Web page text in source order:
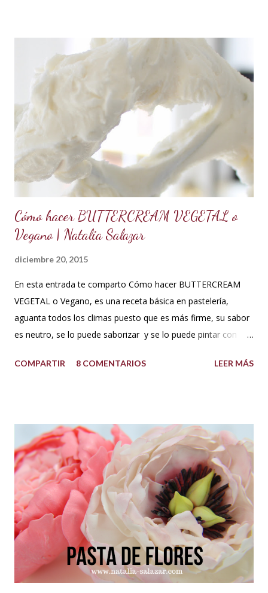
que forme picos. A la mezcla agregar la mantequilla que debe
estar a temperatura ambiente, batir constantemente hasta
cremar y formar picos. Agregar la vainilla y la mermelada.
Batir hasta integrar. Se puede decorar cualquier tipo de
cupcakes o rellenar una torta o cubrir el cake tu sabor
favorito. Se debe conservar en refrigeración y es mejor
utilizarlo cuando está fresco, es decir recién hecho, porque
contiene huevos y mantequilla. Crema d...
Cómo hacer BUTTERCREAM VEGETAL o
Vegano | Natalia Salazar
diciembre 20, 2015
En esta entrada te comparto Cómo hacer BUTTERCREAM
VEGETAL o Vegano, es una receta básica en pastelería,
aguanta todos los climas puesto que es más firme, su sabor
es neutro, se lo puede saborizar y se lo puede pintar con
este cupcakes, pasteles y lo que te guste. INGREDIENTES:
de vainilla al gusto. Colorantes en gel para repostería, si se
desea dar color. PREPARACIÓN: Cernir o tamizar el azúcar
glass. Colocar en un bowl o tazón la manteca blanca. Batir a
velocidad media e ir poniendo el azúcar poco a poco hasta
que este firme y esponjoso. Agregar un chorrito de esencia
de vainilla o al gusto. Finalmente agregar el color deseado.
TIPS : Si deseas que el buttercream vegetal sea más duro
porque el clima está muy c...
COMPARTIR 8 COMENTARIOS LEER MÁS